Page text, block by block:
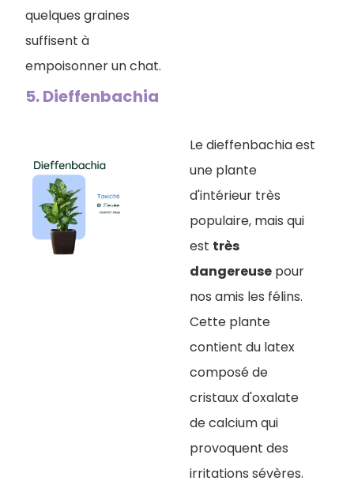
quelques graines
suffisent à
empoisonner un chat.
5. Dieffenbachia
Le dieffenbachia est
une plante
d'intérieur très
populaire, mais qui
est très
dangereuse pour
nos amis les félins.
Cette plante
contient du latex
composé de
cristaux d'oxalate
de calcium qui
provoquent des
irritations sévères.